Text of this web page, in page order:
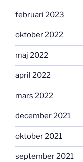
februari 2023
oktober 2022
maj 2022
april 2022
mars 2022
december 2021
oktober 2021
september 2021